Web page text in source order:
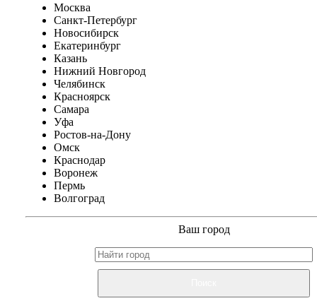
Москва
Санкт-Петербург
Новосибирск
Екатеринбург
Казань
Нижний Новгород
Челябинск
Красноярск
Самара
Уфа
Ростов-на-Дону
Омск
Краснодар
Воронеж
Пермь
Волгоград
Ваш город